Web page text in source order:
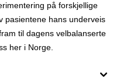
på forskjellige
pasientene hans underveis
til dagens velbalanserte
her i Norge.